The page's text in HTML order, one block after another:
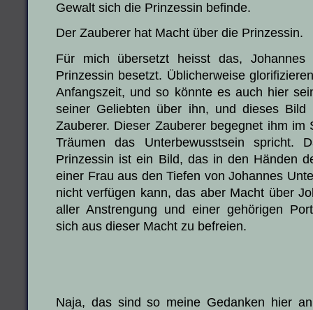
Gewalt sich die Prinzessin befinde.
Der Zauberer hat Macht über die Prinzessin.
Für mich übersetzt heisst das,
Prinzessin besetzt. Üblicherweise
Anfangszeit, und so könnte es auch hier
seiner Geliebten über ihn, und dieses
Zauberer. Dieser Zauberer begegnet ihm im
Träumen das Unterbewusstsein spricht.
Prinzessin ist ein Bild, das in den Händen
einer Frau aus den Tiefen von Johannes
nicht verfügen kann, das aber Macht über
aller Anstrengung und einer gehörigen
sich aus dieser Macht zu befreien.
Naja, das sind so meine Gedanken hier